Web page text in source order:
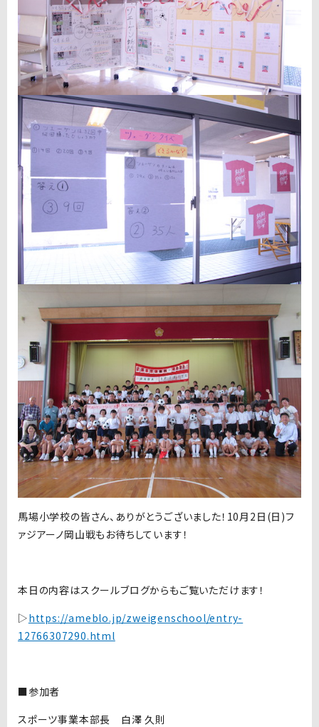
馬場小学校の皆さん、ありがとうございました！10月2日(日)フ
ァジアーノ岡山戦もお待ちしています！
本日の内容はスクールブログからもご覧いただけます！
▷https://ameblo.jp/zweigenschool/entry-
12766307290.html
■参加者
スポーツ事業本部長 白澤 久則